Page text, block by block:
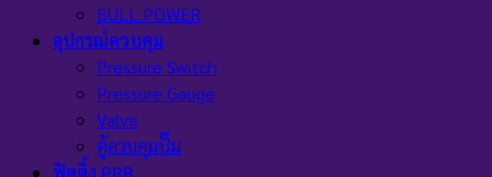
BULL POWER
อุปกรณ์ควบคุม
Pressure Switch
Pressure Gauge
Valve
ตู้ควบคุมปั๊ม
ฟิตติ้ง PPR